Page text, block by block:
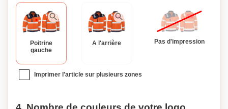
Poitrine
gauche
A l'arrière Pas d'impression
Imprimer l'article sur plusieurs zones